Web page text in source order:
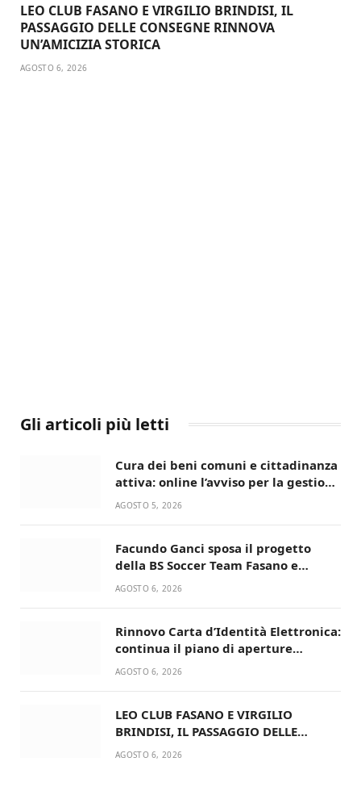
LEO CLUB FASANO E VIRGILIO BRINDISI, IL
PASSAGGIO DELLE CONSEGNE RINNOVA
UN’AMICIZIA STORICA
AGOSTO 6, 2026
Gli articoli più letti
Cura dei beni comuni e cittadinanza
attiva: online l’avviso per la gestione
condivisa della Villetta di Laureto
AGOSTO 5, 2026
Facundo Ganci sposa il progetto
della BS Soccer Team Fasano e
ritorna in campo
AGOSTO 6, 2026
Rinnovo Carta d’Identità Elettronica:
continua il piano di aperture
straordinarie del Comune di Fasano
AGOSTO 6, 2026
LEO CLUB FASANO E VIRGILIO
BRINDISI, IL PASSAGGIO DELLE
CONSEGNE RINNOVA UN’AMICIZIA
AGOSTO 6, 2026